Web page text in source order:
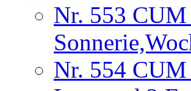
Nr. 553
Nr. 554